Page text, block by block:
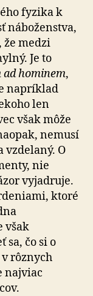
Maxa
Plancka
k
fyzika k
náboženstva,
že medzi
Je to
hominem,
napríklad
len
však môže
nemusí
vzdelaný. O
nie
vyjadruje.
ktoré
však
sa, čo si o
rôznych
najviac